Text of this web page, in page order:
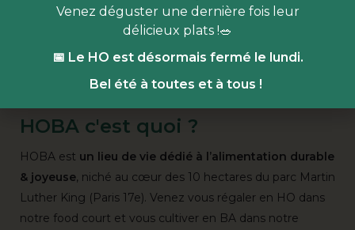
habitants·es. 🎁
HOBA en fête c’est aussile lancement de nos
et cours de cuisine ! ✨
HOBA c'est quoi ?
HOBA est un lieu de vie dédié à l’alimentation durable
& joyeuse, niché au cœur des 10 hectares du parc Martin
Luther King (Paris 17e). Venez vous régaler en HO dans
notre food court et vous cultiver en BA dans notre
Venez déguster une dernière fois leur
délicieux plats !🥗
📅 Le HO est désormais fermé le lundi.
Bel été à toutes et à tous !